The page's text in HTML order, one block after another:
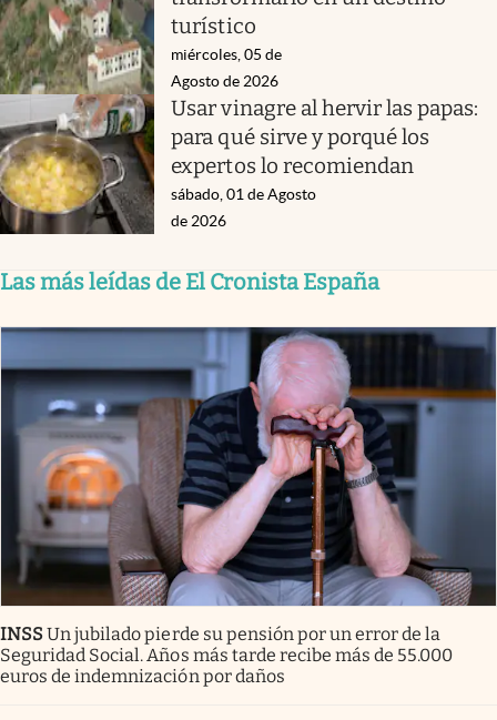
turístico
miércoles, 05 de
Agosto de 2026
Usar vinagre al hervir las papas:
para qué sirve y porqué los
expertos lo recomiendan
sábado, 01 de Agosto
de 2026
Las más leídas de El Cronista España
INSSUn jubilado pierde su pensión por un error de la
Seguridad Social. Años más tarde recibe más de 55.000
euros de indemnización por daños